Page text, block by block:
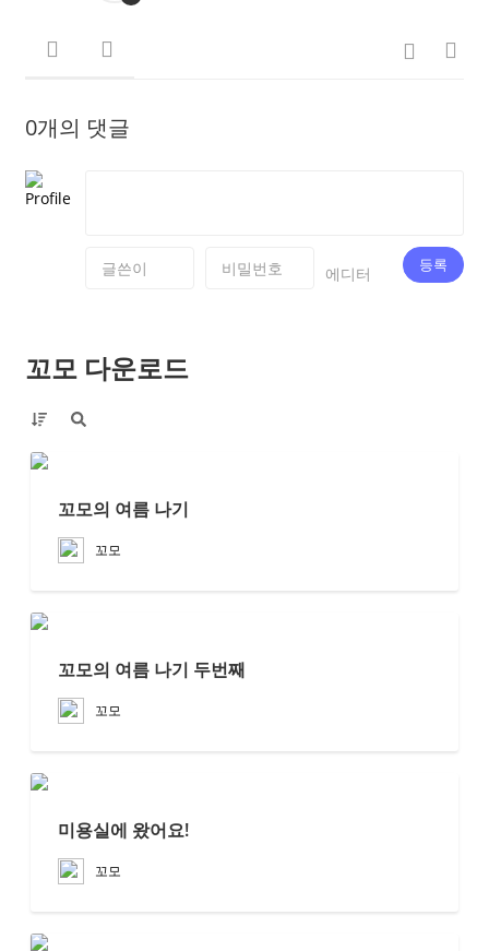
0개의 댓글
에디터 등록
꼬모 다운로드
꼬모의 여름 나기
꼬모
꼬모의 여름 나기 두번째
꼬모
미용실에 왔어요!
꼬모